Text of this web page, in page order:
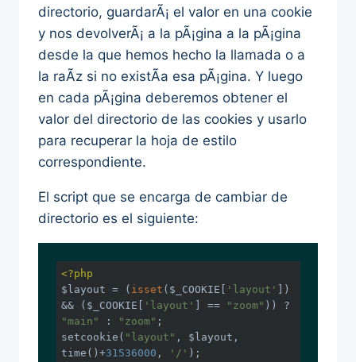
directorio, guardarÃ¡ el valor en una cookie
y nos devolverÃ¡ a la pÃ¡gina a la pÃ¡gina
desde la que hemos hecho la llamada o a
la raÃ­z si no existÃ­a esa pÃ¡gina. Y luego
en cada pÃ¡gina deberemos obtener el
valor del directorio de las cookies y usarlo
para recuperar la hoja de estilo
correspondiente.
El script que se encarga de cambiar de
directorio es el siguiente:
<?php
$layout = ( isset ($_COOKIE[ 'layout'
])
&& ($_COOKIE[
'layout' ] == "zoom"
"main"
: "zoom" ;
setcookie( "layout" , $layout,
time()+31536000 , '/' );